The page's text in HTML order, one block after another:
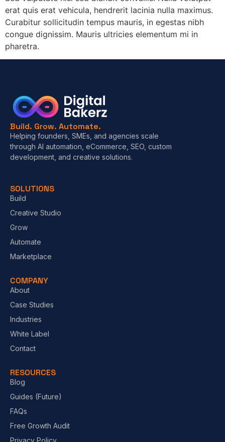
erat quis erat vehicula, hendrerit lacinia nulla maximus.
Curabitur sollicitudin tempus mauris, in egestas nibh
congue dignissim. Mauris ultricies elementum mi in
pharetra.
Build. Grow. Automate.
Helping founders, SMEs, and agencies scale
through AI automation, eCommerce, SEO, custom
development, and creative solutions.
SOLUTIONS
Build
Creative Studio
Grow
Automate
Marketplace
COMPANY
About
Case Studies
Industries
White Label
Contact
RESOURCES
Blog
Guides (Future)
FAQs
Free Growth Audit
Privacy Policy